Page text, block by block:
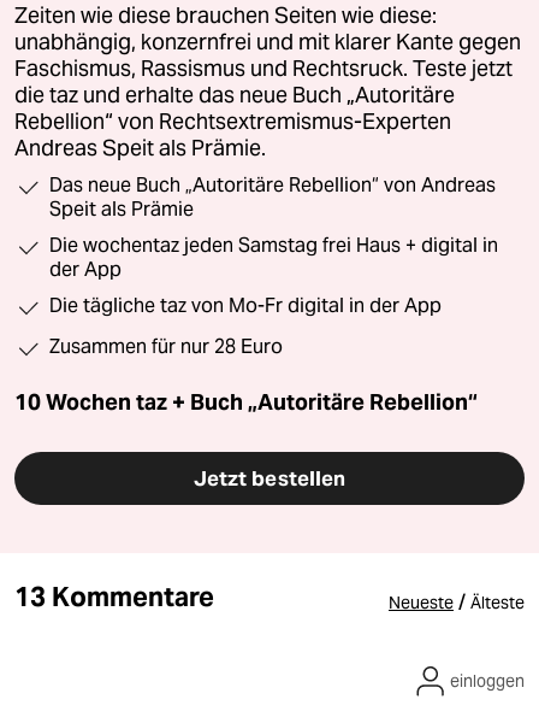
Zeiten wie diese brauchen Seiten wie diese:
unabhängig, konzernfrei und mit klarer Kante gegen
Faschismus, Rassismus und Rechtsruck. Teste jetzt
die taz und erhalte das neue Buch „Autoritäre
Rebellion“ von Rechtsextremismus-Experten
Andreas Speit als Prämie.
Das neue Buch „Autoritäre Rebellion“ von Andreas
Speit als Prämie
Die wochentaz jeden Samstag frei Haus + digital in
der App
Die tägliche taz von Mo-Fr digital in der App
Zusammen für nur 28 Euro
10 Wochen taz + Buch „Autoritäre Rebellion“
Jetzt bestellen
13 Kommentare Neueste / Älteste
einloggen